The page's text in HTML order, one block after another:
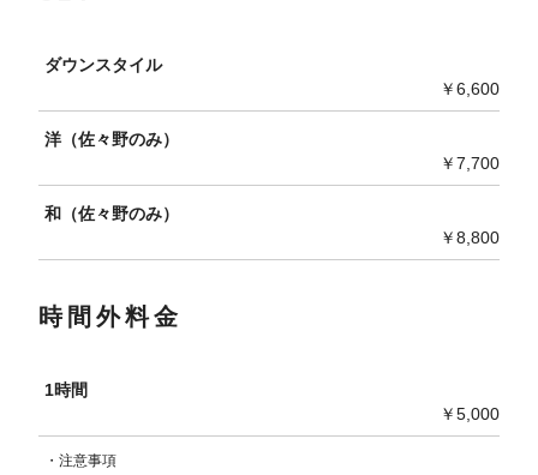
ダウンスタイル
￥6,600
洋（佐々野のみ）
￥7,700
和（佐々野のみ）
￥8,800
時間外料金
1時間
￥5,000
・注意事項